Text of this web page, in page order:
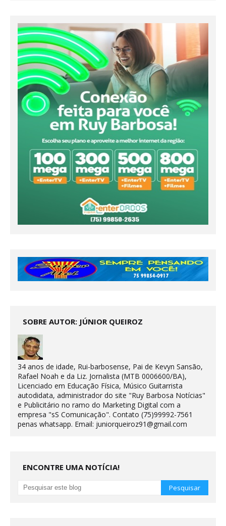
SOBRE AUTOR: JÚNIOR QUEIROZ
34 anos de idade, Rui-barbosense, Pai de Kevyn Sansão,
Rafael Noah e da Liz. Jornalista (MTB 0006600/BA),
Licenciado em Educação Física, Músico Guitarrista
autodidata, administrador do site "Ruy Barbosa Notícias"
e Publicitário no ramo do Marketing Digital com a
empresa "sS Comunicação". Contato (75)99992-7561
penas whatsapp. Email: juniorqueiroz91@gmail.com
ENCONTRE UMA NOTÍCIA!